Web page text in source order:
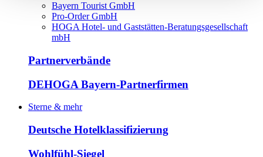
Bayern Tourist GmbH
Pro-Order GmbH
HOGA Hotel- und Gaststätten-Beratungsgesellschaft
mbH
Partnerverbände
DEHOGA Bayern-Partnerfirmen
Sterne & mehr
Deutsche Hotelklassifizierung
Wohlfühl-Siegel